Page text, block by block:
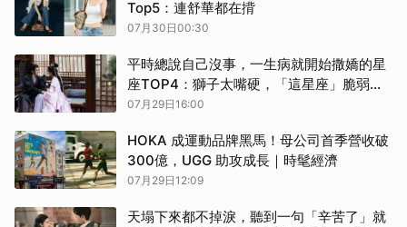
Top5：連舒華都在揹
07月30日00:30
平時總說自己沒事，一生病就開始撒嬌的星
座TOP4：獅子太嘴硬，「這星座」脆弱只
留給最愛的人
07月29日16:00
HOKA 成運動品牌黑馬！母公司首季營收破
300億，UGG 助攻成長｜時髦經濟
07月29日12:09
天塌下來都不掉淚，聽到一句「辛苦了」就